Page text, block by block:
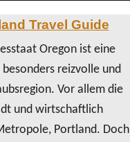
Travel Guide
Oregon ist eine
reizvolle und
Vor allem die
und wirtschaftlich
Portland. Doch